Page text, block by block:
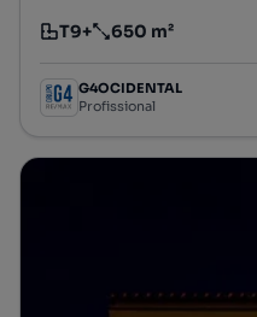
Tipologia
T9+
Preço por metro quadrado
650 m²
G4OCIDENTAL
Profissional